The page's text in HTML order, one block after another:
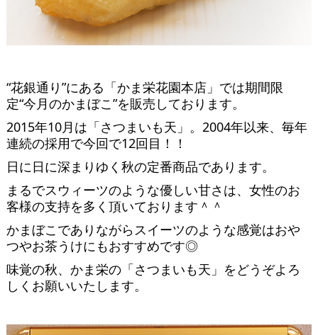
“花銀通り”にある「かま栄花園本店」では期間限
定“今月のかまぼこ”を販売しております。
2015年10月は「さつまいも天」。2004年以来、毎年
連続の採用で今回で12回目！！
日に日に深まりゆく秋の定番商品であります。
まるでスウィーツのような優しい甘さは、女性のお
客様の支持を多く頂いております＾＾
かまぼこでありながらスイーツのような感覚はおや
つやお茶うけにもおすすめです◎
味覚の秋、かま栄の「さつまいも天」をどうぞよろ
しくお願いいたします。